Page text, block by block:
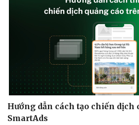
Hướng dẫn cách tạo chiến dịch
SmartAds